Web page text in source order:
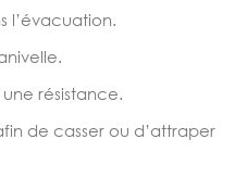
l’évacuation.
résistance.
de casser ou d’attraper